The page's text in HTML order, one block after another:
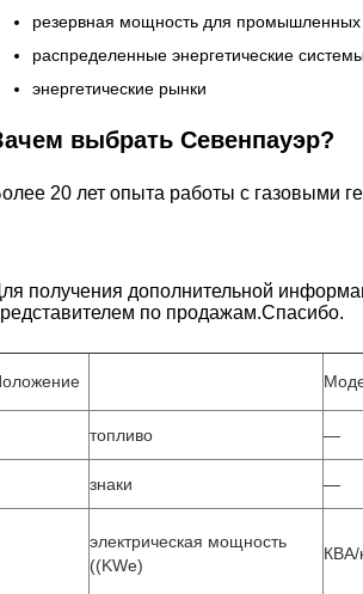
резервная мощность для
распределенные энергетические
энергетические рынки
выбрать Севенпауэр?
20 лет опыта работы с газовыми
получения дополнительной
по продажам.Спасибо.
топливо —
знаки —
электрическая мощность
((KWe)
КВА/